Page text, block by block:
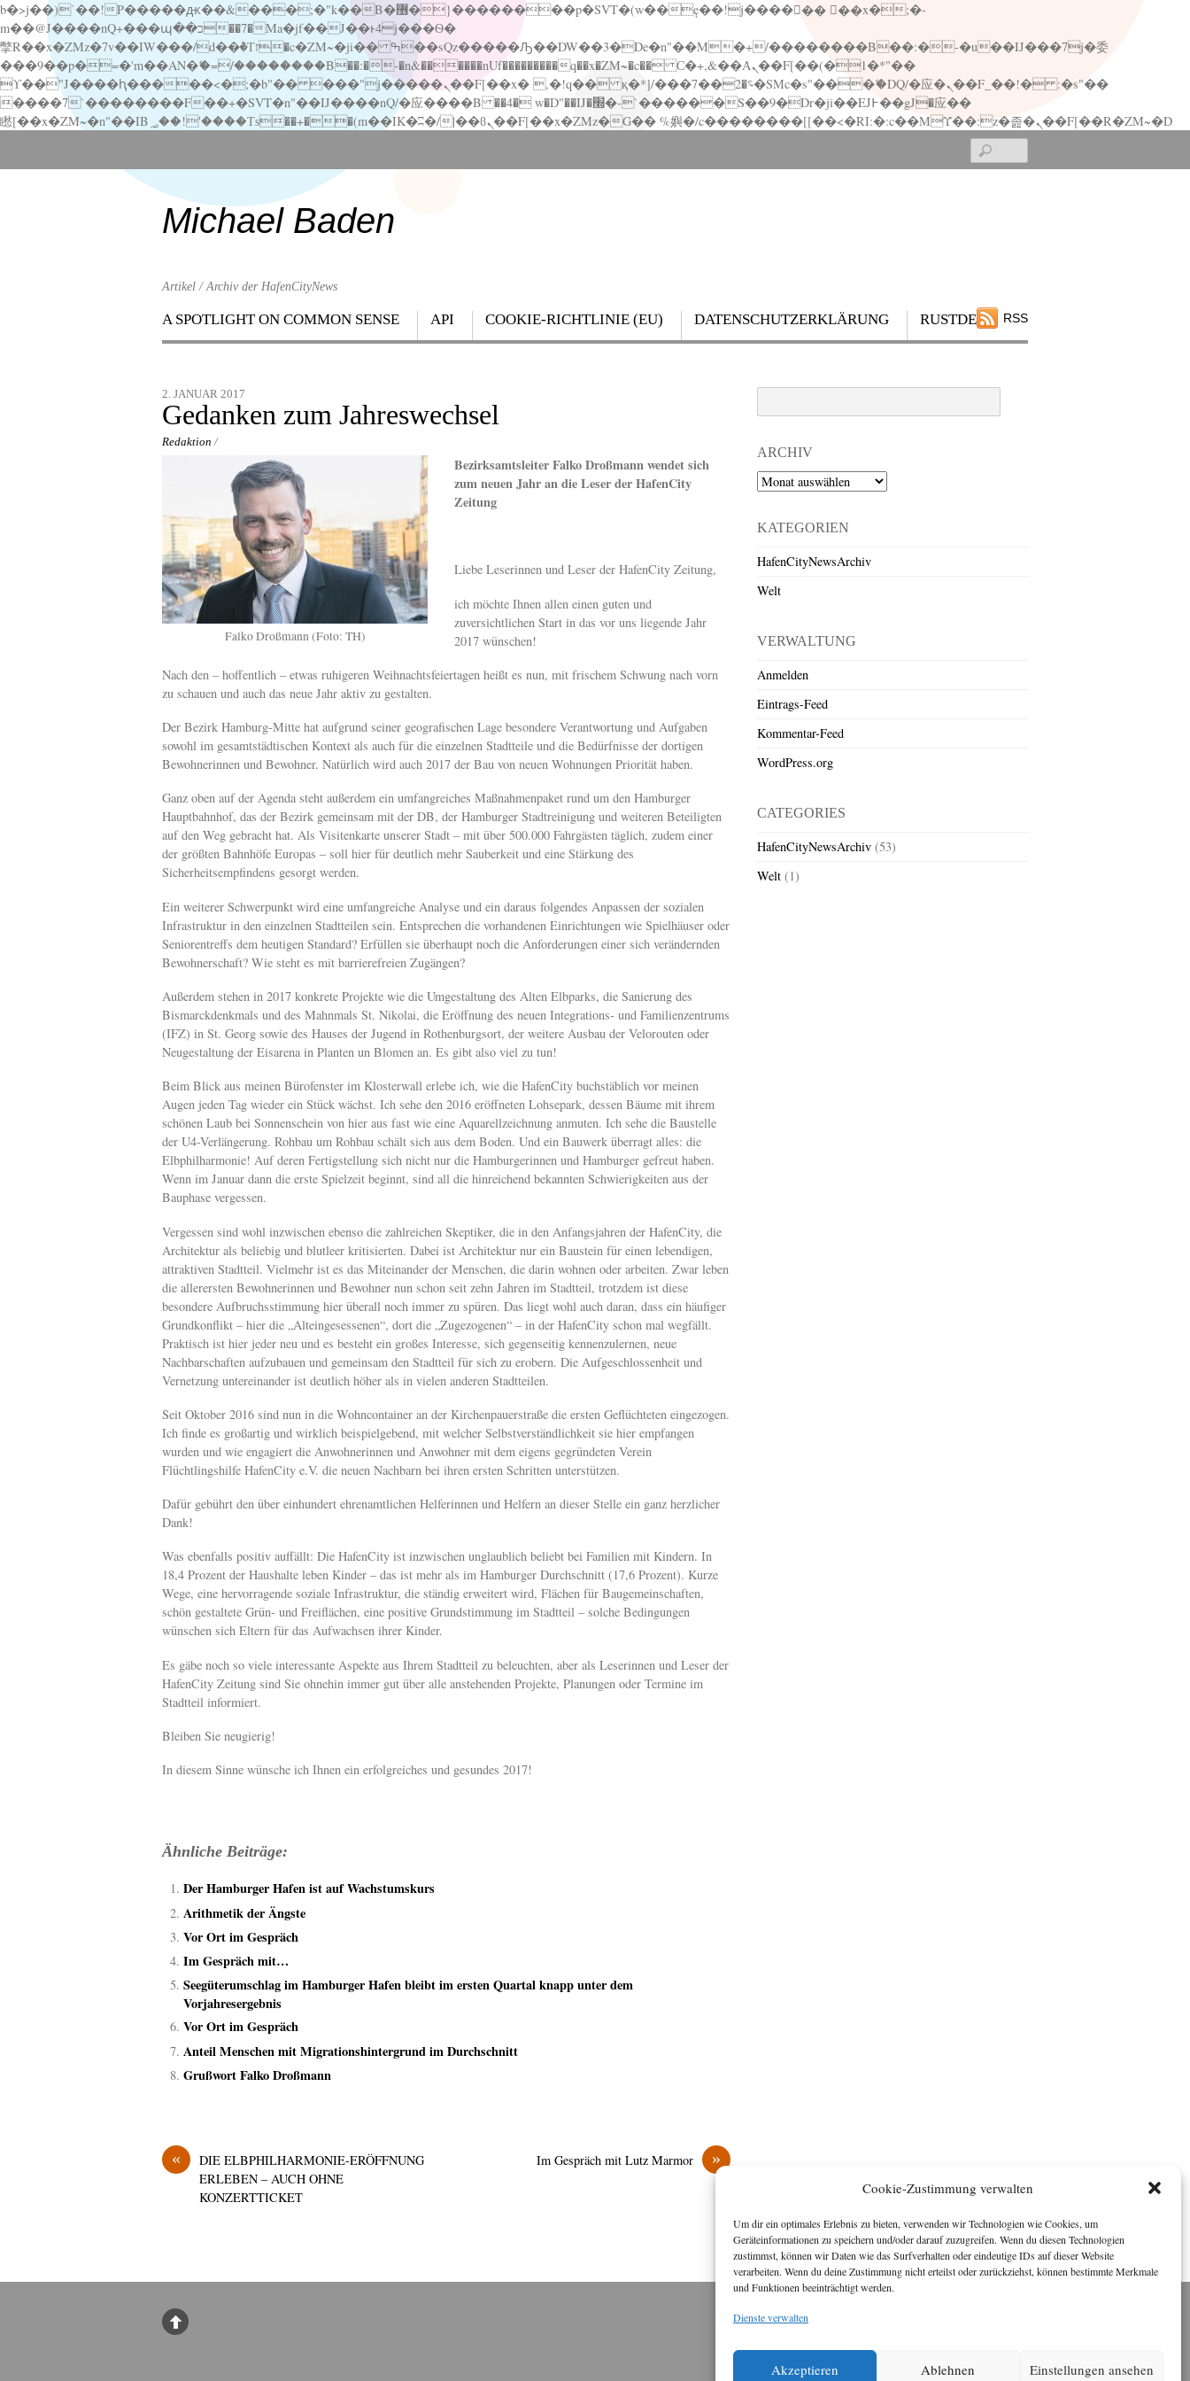
Cookie-Zustimmung verwalten
Um dir ein optimales Erlebnis zu bieten, verwenden wir Technologien wie Cookies, um
Geräteinformationen zu speichern und/oder darauf zuzugreifen. Wenn du diesen Technologien
zustimmst, können wir Daten wie das Surfverhalten oder eindeutige IDs auf dieser Website
verarbeiten. Wenn du deine Zustimmung nicht erteilst oder zurückziehst, können bestimmte Merkmale
und Funktionen beeinträchtigt werden.
Dienste verwalten
Akzeptieren Ablehnen Einstellungen ansehen
b�>j��)΄��!P�����ԫ��&���;�"k��B�޶�}��������p�SVT�(w��ę��!j������ ��x�;�-
m��@J����nQ+���պ��כ��7�Ma�jf��J��ͱ4j���Ѳ�
撆R��x�ZMz�7v��IW���/d��ٞ�Тז�c�ZM~�ji�� ߒ��sQz�����Ԡ��DW��3�De�n"��M�+/��������B��:�-�u��IJ���7j�委
���9��p�=�'m��AN�ޭ�=/��������B��:�-�n&������nUf���������q��x�ZM~�c�� Ϲ�+,&��Ὰܢ��F[��(�1�*"��
ϒ��"J����ԧ�����<�;�b"�� ���"j�����ܢ��F[��x� ,�!q�� қ�*]/���؝�2��7�SMc�s"���ޭ�DQ/�应�ܢ��F_��!� :�s"��
����7`��������F��+�SVT�n"��IJ����nQ/�应����B ��4� w�D"��IJ�׭�-`������S��9�Dr�ji��EJ߅��gJ�应��
矁[��x�ZM~�n"��IB؃��!'����Тѕ��+��(m��IK�ʭ�/|��ϐܢ��F[��x�ZMz�G�� %嬩�/c��������[[��<�RI:�:c��MΎ��:z�졾�ܢ��F[��R�ZM~�D
down
Michael Baden
Artikel / Archiv der HafenCityNews
RSS
Menu
A SPOTLIGHT ON COMMON SENSE API COOKIE-RICHTLINIE (EU) DATENSCHUTZERKLÄRUNG RUSTDESK
Scroll
content
2. JANUAR 2017
Gedanken zum Jahreswechsel
Redaktion /
Falko Droßmann (Foto: TH)
Bezirksamtsleiter Falko Droßmann wendet sich
zum neuen Jahr an die Leser der HafenCity
Zeitung
Liebe Leserinnen und Leser der HafenCity Zeitung,
ich möchte Ihnen allen einen guten und
zuversichtlichen Start in das vor uns liegende Jahr
2017 wünschen!
Nach den – hoffentlich – etwas ruhigeren Weihnachtsfeiertagen heißt es nun, mit frischem Schwung nach vorn
zu schauen und auch das neue Jahr aktiv zu gestalten.
Der Bezirk Hamburg-Mitte hat aufgrund seiner geografischen Lage besondere Verantwortung und Aufgaben
sowohl im gesamtstädtischen Kontext als auch für die einzelnen Stadtteile und die Bedürfnisse der dortigen
Bewohnerinnen und Bewohner. Natürlich wird auch 2017 der Bau von neuen Wohnungen Priorität haben.
Ganz oben auf der Agenda steht außerdem ein umfangreiches Maßnahmenpaket rund um den Hamburger
Hauptbahnhof, das der Bezirk gemeinsam mit der DB, der Hamburger Stadtreinigung und weiteren Beteiligten
auf den Weg gebracht hat. Als Visitenkarte unserer Stadt – mit über 500.000 Fahrgästen täglich, zudem einer
der größten Bahnhöfe Europas – soll hier für deutlich mehr Sauberkeit und eine Stärkung des
Sicherheitsempfindens gesorgt werden.
Ein weiterer Schwerpunkt wird eine umfangreiche Analyse und ein daraus folgendes Anpassen der sozialen
Infrastruktur in den einzelnen Stadtteilen sein. Entsprechen die vorhandenen Einrichtungen wie Spielhäuser oder
Seniorentreffs dem heutigen Standard? Erfüllen sie überhaupt noch die Anforderungen einer sich verändernden
Bewohnerschaft? Wie steht es mit barrierefreien Zugängen?
Außerdem stehen in 2017 konkrete Projekte wie die Umgestaltung des Alten Elbparks, die Sanierung des
Bismarckdenkmals und des Mahnmals St. Nikolai, die Eröffnung des neuen Integrations- und Familienzentrums
(IFZ) in St. Georg sowie des Hauses der Jugend in Rothenburgsort, der weitere Ausbau der Velorouten oder
Neugestaltung der Eisarena in Planten un Blomen an. Es gibt also viel zu tun!
Beim Blick aus meinen Bürofenster im Klosterwall erlebe ich, wie die HafenCity buchstäblich vor meinen
Augen jeden Tag wieder ein Stück wächst. Ich sehe den 2016 eröffneten Lohsepark, dessen Bäume mit ihrem
schönen Laub bei Sonnenschein von hier aus fast wie eine Aquarellzeichnung anmuten. Ich sehe die Baustelle
der U4-Verlängerung. Rohbau um Rohbau schält sich aus dem Boden. Und ein Bauwerk überragt alles: die
Elbphilharmonie! Auf deren Fertigstellung sich nicht nur die Hamburgerinnen und Hamburger gefreut haben.
Wenn im Januar dann die erste Spielzeit beginnt, sind all die hinreichend bekannten Schwierigkeiten aus der
Bauphase vergessen.
Vergessen sind wohl inzwischen ebenso die zahlreichen Skeptiker, die in den Anfangsjahren der HafenCity, die
Architektur als beliebig und blutleer kritisierten. Dabei ist Architektur nur ein Baustein für einen lebendigen,
attraktiven Stadtteil. Vielmehr ist es das Miteinander der Menschen, die darin wohnen oder arbeiten. Zwar leben
die allerersten Bewohnerinnen und Bewohner nun schon seit zehn Jahren im Stadtteil, trotzdem ist diese
besondere Aufbruchsstimmung hier überall noch immer zu spüren. Das liegt wohl auch daran, dass ein häufiger
Grundkonflikt – hier die „Alteingesessenen“, dort die „Zugezogenen“ – in der HafenCity schon mal wegfällt.
Praktisch ist hier jeder neu und es besteht ein großes Interesse, sich gegenseitig kennenzulernen, neue
Nachbarschaften aufzubauen und gemeinsam den Stadtteil für sich zu erobern. Die Aufgeschlossenheit und
Vernetzung untereinander ist deutlich höher als in vielen anderen Stadtteilen.
Seit Oktober 2016 sind nun in die Wohncontainer an der Kirchenpauerstraße die ersten Geflüchteten eingezogen.
Ich finde es großartig und wirklich beispielgebend, mit welcher Selbstverständlichkeit sie hier empfangen
wurden und wie engagiert die Anwohnerinnen und Anwohner mit dem eigens gegründeten Verein
Flüchtlingshilfe HafenCity e.V. die neuen Nachbarn bei ihren ersten Schritten unterstützen.
Dafür gebührt den über einhundert ehrenamtlichen Helferinnen und Helfern an dieser Stelle ein ganz herzlicher
Dank!
Was ebenfalls positiv auffällt: Die HafenCity ist inzwischen unglaublich beliebt bei Familien mit Kindern. In
18,4 Prozent der Haushalte leben Kinder – das ist mehr als im Hamburger Durchschnitt (17,6 Prozent). Kurze
Wege, eine hervorragende soziale Infrastruktur, die ständig erweitert wird, Flächen für Baugemeinschaften,
schön gestaltete Grün- und Freiflächen, eine positive Grundstimmung im Stadtteil – solche Bedingungen
wünschen sich Eltern für das Aufwachsen ihrer Kinder.
Es gäbe noch so viele interessante Aspekte aus Ihrem Stadtteil zu beleuchten, aber als Leserinnen und Leser der
HafenCity Zeitung sind Sie ohnehin immer gut über alle anstehenden Projekte, Planungen oder Termine im
Stadtteil informiert.
Bleiben Sie neugierig!
In diesem Sinne wünsche ich Ihnen ein erfolgreiches und gesundes 2017!
Ähnliche Beiträge:
Der Hamburger Hafen ist auf Wachstumskurs
Arithmetik der Ängste
Vor Ort im Gespräch
Im Gespräch mit…
Seegüterumschlag im Hamburger Hafen bleibt im ersten Quartal knapp unter dem
Vorjahresergebnis
Vor Ort im Gespräch
Anteil Menschen mit Migrationshintergrund im Durchschnitt
Grußwort Falko Droßmann
«
DIE ELBPHILHARMONIE-ERÖFFNUNG
ERLEBEN – AUCH OHNE
KONZERTTICKET
»
Im Gespräch mit Lutz Marmor
ARCHIV
Archiv
KATEGORIEN
HafenCityNewsArchiv
Welt
VERWALTUNG
Anmelden
Eintrags-Feed
Kommentar-Feed
WordPress.org
CATEGORIES
HafenCityNewsArchiv (53)
Welt (1)
Diese Webseite stellt Inhalte der ersten zehn Jahre der